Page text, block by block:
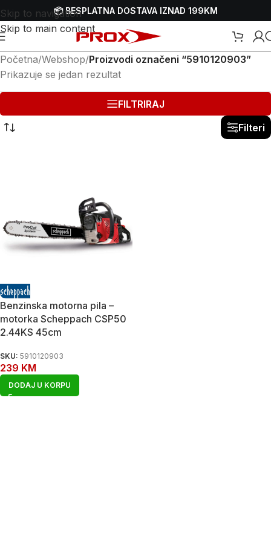
Skip to navigation
Skip to main content
📦 BESPLATNA DOSTAVA IZNAD 199KM
Početna/Webshop/Proizvodi označeni “5910120903”
Prikazuje se jedan rezultat
FILTRIRAJ
Filteri
Benzinska motorna pila –
motorka Scheppach CSP50
2.44KS 45cm
SKU: 5910120903
239 KM
DODAJ U KORPU